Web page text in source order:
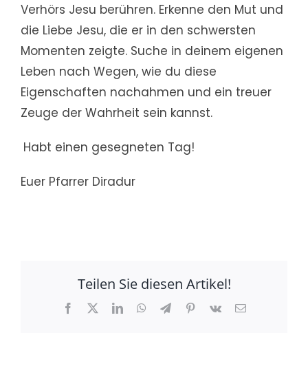
Verhörs Jesu berühren. Erkenne den Mut und
die Liebe Jesu, die er in den schwersten
Momenten zeigte. Suche in deinem eigenen
Leben nach Wegen, wie du diese
Eigenschaften nachahmen und ein treuer
Zeuge der Wahrheit sein kannst.
Habt einen gesegneten Tag!
Euer Pfarrer Diradur
Teilen Sie diesen Artikel!
Facebook
X LinkedInWhatsApp
TelegramPinterest
Vk
E-